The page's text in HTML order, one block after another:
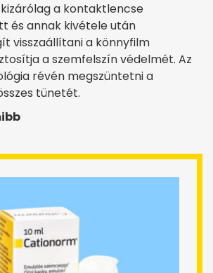
a kontaktlencse
és annak kivétele után
visszaállítani a könnyfilm
a szemfelszín védelmét. Az
révén megszüntetni a
tünetét.